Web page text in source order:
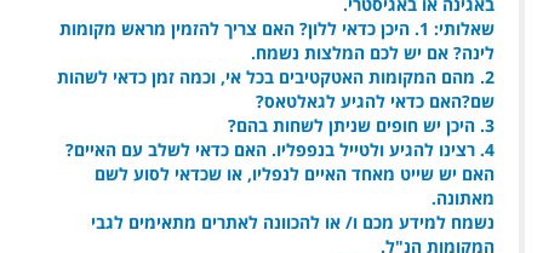
באגינה או באגיסטרי.
שאלותי:
1. היכן כדאי ללון? האם צריך להזמין מראש מקומות
לינה? אם יש לכם המלצות נשמח.
2. מהם המקומות האטקטיבים בכל אי, וכמה זמן כדאי לשהות
שם?האם כדאי להגיע לגאלטאס?
3. היכן יש חופים שניתן לשחות בהם?
4. רצינו להגיע ולטייל בנפפליו. האם כדאי לשלב עם האיים?
האם יש שייט מאחד האיים לנפליו, או שכדאי לסוע לשם
מאתונה.
נשמח למידע מכם ו/ או להכוונה לאתרים מתאימים לגבי
המקומות הנ"ל.